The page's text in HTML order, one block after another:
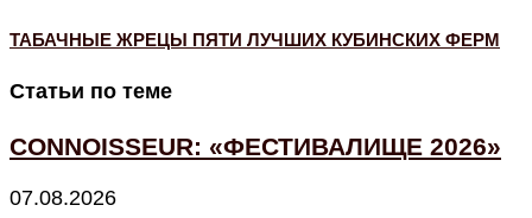
ТАБАЧНЫЕ ЖРЕЦЫ ПЯТИ ЛУЧШИХ КУБИНСКИХ ФЕРМ
Статьи по теме
CONNOISSEUR: «ФЕСТИВАЛИЩЕ 2026»
07.08.2026